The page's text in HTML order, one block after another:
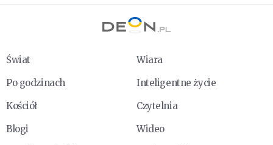
Świat
Wiara
Po godzinach
Inteligentne życie
Kościół
Czytelnia
Blogi
Wideo